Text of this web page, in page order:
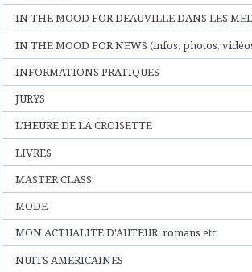
IN THE MOOD FOR DEAUVILLE DANS LES
IN THE MOOD FOR NEWS (infos, photos,
INFORMATIONS PRATIQUES
JURYS
L'HEURE DE LA CROISETTE
LIVRES
MASTER CLASS
MODE
MON ACTUALITE D'AUTEUR: romans etc
NUITS AMERICAINES